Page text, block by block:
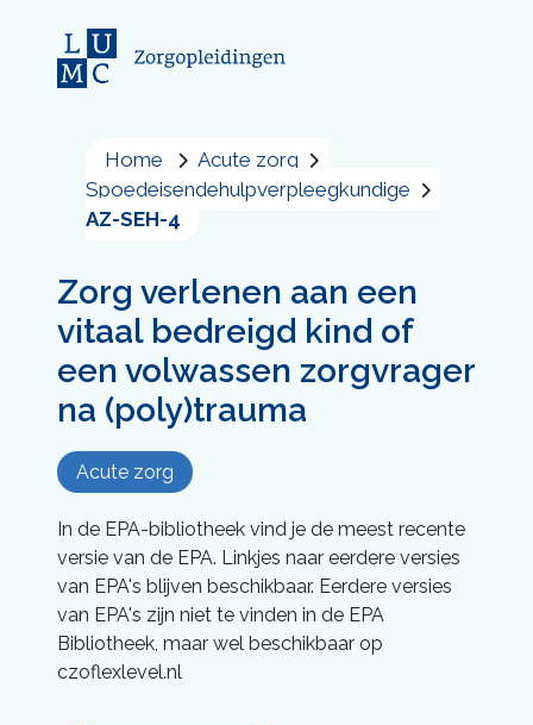
Home
Acute zorg
Spoedeisendehulpverpleegkundige
AZ-SEH-4
Zorg verlenen aan een
vitaal bedreigd kind of
een volwassen zorgvrager
na (poly)trauma
Acute zorg
In de EPA-bibliotheek vind je de meest recente
versie van de EPA. Linkjes naar eerdere versies
van EPA's blijven beschikbaar. Eerdere versies
van EPA's zijn niet te vinden in de EPA
Bibliotheek, maar wel beschikbaar op
czoflexlevel.nl